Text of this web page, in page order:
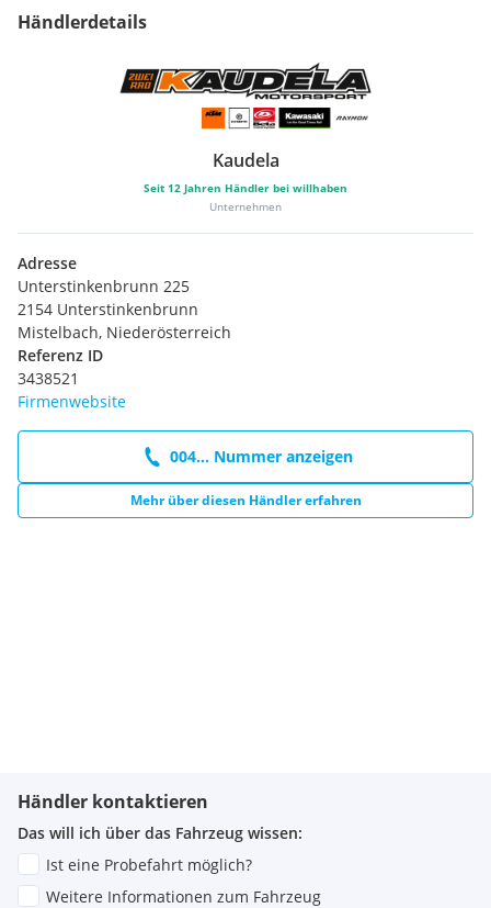
Totwinkel Assistent
Windschild verstellbar
Händlerdetails
Kaudela
Seit 12 Jahren Händler bei willhaben
Unternehmen
Adresse
Unterstinkenbrunn 225
2154 Unterstinkenbrunn
Mistelbach, Niederösterreich
Referenz ID
3438521
Firmenwebsite
004... Nummer anzeigen
Mehr über diesen Händler erfahren
Händler kontaktieren
Das will ich über das Fahrzeug wissen:
Ist eine Probefahrt möglich?
Weitere Informationen zum Fahrzeug